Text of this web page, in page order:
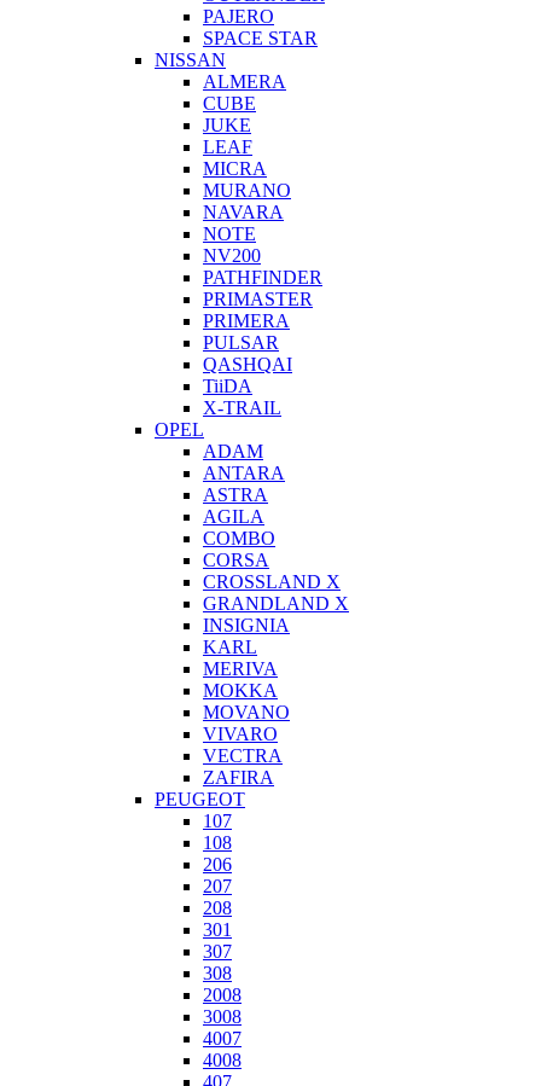
PAJERO
SPACE STAR
NISSAN
ALMERA
CUBE
JUKE
LEAF
MICRA
MURANO
NAVARA
NOTE
NV200
PATHFINDER
PRIMASTER
PRIMERA
PULSAR
QASHQAI
TiiDA
X-TRAIL
OPEL
ADAM
ANTARA
ASTRA
AGILA
COMBO
CORSA
CROSSLAND X
GRANDLAND X
INSIGNIA
KARL
MERIVA
MOKKA
MOVANO
VIVARO
VECTRA
ZAFIRA
PEUGEOT
107
108
206
207
208
301
307
308
2008
3008
4007
4008
407